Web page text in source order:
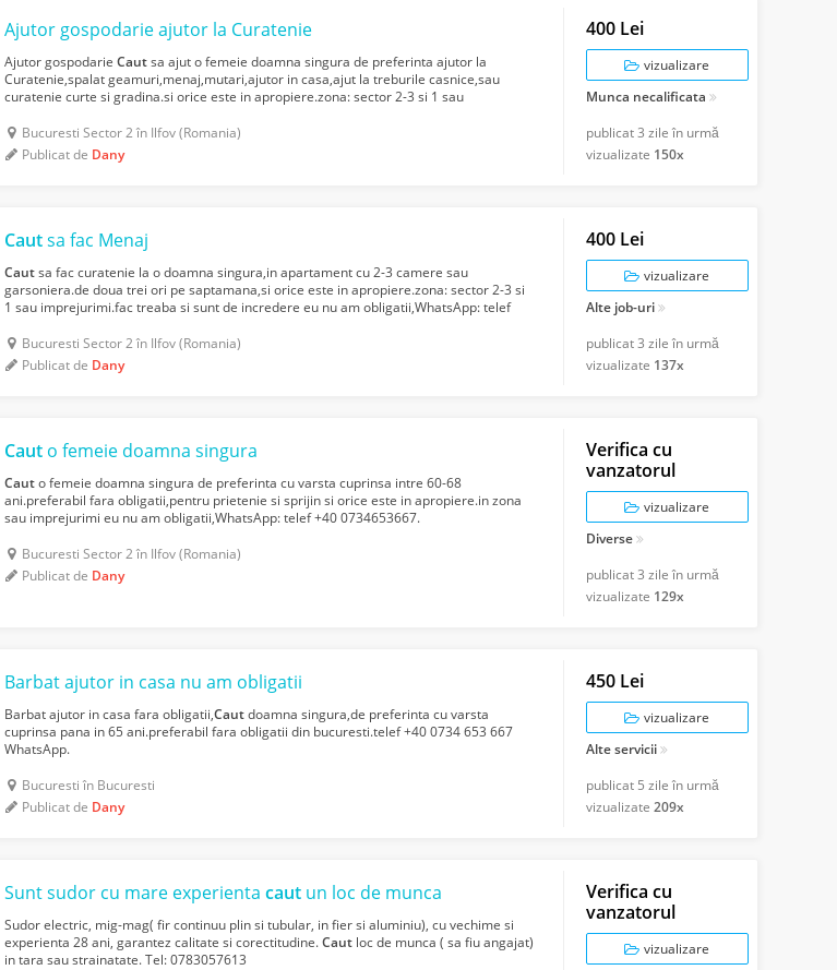
Ajutor gospodarie ajutor la Curatenie
Ajutor gospodarieCautsa ajut o femeie doamna singura de preferinta ajutor la
Curatenie,spalat geamuri,menaj,mutari,ajutor in casa,ajut la treburile casnice,sau
curatenie curte si gradina.si orice este in apropiere.zona: sector 2-3 si 1 sau
Bucuresti Sector 2 în Ilfov (Romania)
Publicat de Dany
400 Lei
vizualizare
Munca necalificata
publicat3 zile în urmă
vizualizate 150x
Cautsa fac Menaj
Cautsa fac curatenie la o doamna singura,in apartament cu 2-3 camere sau
garsoniera.de doua trei ori pe saptamana,si orice este in apropiere.zona: sector 2-3 si
1 sau imprejurimi.fac treaba si sunt de incredere eu nu am obligatii,WhatsApp: telef
Bucuresti Sector 2 în Ilfov (Romania)
Publicat de Dany
400 Lei
vizualizare
Alte job-uri
publicat3 zile în urmă
vizualizate 137x
Caut o femeie doamna singura
Cauto femeie doamna singura de preferinta cu varsta cuprinsa intre 60-68
ani.preferabil fara obligatii,pentru prietenie si sprijin si orice este in apropiere.in zona
sau imprejurimi eu nu am obligatii,WhatsApp: telef +40 0734653667.
Bucuresti Sector 2 în Ilfov (Romania)
Publicat de Dany
Verifica cu
vanzatorul
vizualizare
Diverse
publicat3 zile în urmă
vizualizate 129x
Barbat ajutor in casa nu am obligatii
Barbat ajutor in casa fara obligatii,Cautdoamna singura,de preferinta cu varsta
cuprinsa pana in 65 ani.preferabil fara obligatii din bucuresti.telef +40 0734 653 667
WhatsApp.
Bucuresti în Bucuresti
Publicat de Dany
450 Lei
vizualizare
Alte servicii
publicat 5 zile în urmă
vizualizate 209x
Sunt sudor cu mare experientacaut un loc de munca
Sudor electric, mig-mag( fir continuu plin si tubular, in fier si aluminiu), cu vechime si
experienta 28 ani, garantez calitate si corectitudine.Caut loc de munca ( sa fiu angajat)
in tara sau strainatate. Tel: 0783057613
Verifica cu
vanzatorul
vizualizare